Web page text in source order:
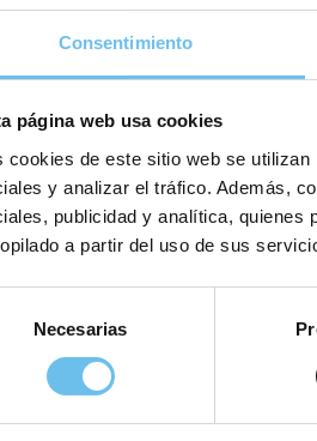
Consentimiento
página web usa cookies
cookies de este sitio web se
y analizar el tráfico. Además,
publicidad y analítica, quienes
a partir del uso de sus
Necesarias
herausragenden Service
verbessern – zum Beispiel
außergewöhnliche Erlebnisse zu bieten.
täglich wertvolle Zeit. Werden
auf den Service und die Erlebnisse
System (PMS) der Dreh-
spürbar reduzieren. So gewinnen
unterstützen, um ein